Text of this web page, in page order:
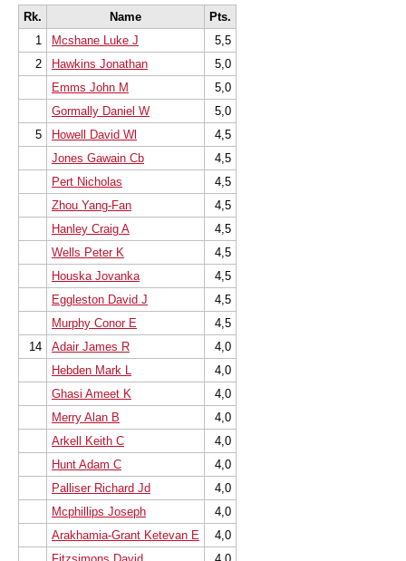
Rk. Name
Pts.
1
Mcshane Luke J
5,5
2
Hawkins Jonathan
5,0
Emms John M
5,0
Gormally Daniel W
5,0
5
Howell David Wl
4,5
Jones Gawain Cb
4,5
Pert Nicholas
4,5
Zhou Yang-Fan
4,5
Hanley Craig A
4,5
Wells Peter K
4,5
Houska Jovanka
4,5
Eggleston David J
4,5
Murphy Conor E
4,5
14
Adair James R
4,0
Hebden Mark L
4,0
Ghasi Ameet K
4,0
Merry Alan B
4,0
Arkell Keith C
4,0
Hunt Adam C
4,0
Palliser Richard Jd
4,0
Mcphillips Joseph
4,0
Arakhamia-Grant Ketevan E
4,0